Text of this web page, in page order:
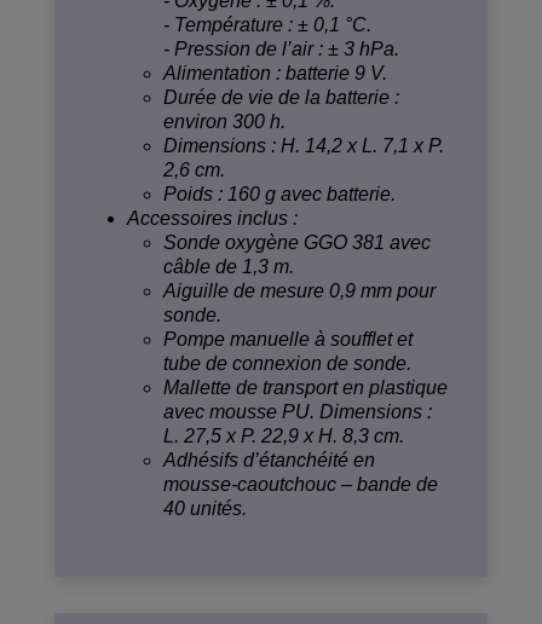
- Température : ± 0,1 °C.
- Pression de l’air : ± 3 hPa.
Alimentation : batterie 9 V.
Durée de vie de la batterie :
environ 300 h.
Dimensions : H. 14,2 x L. 7,1 x P.
2,6 cm.
Poids : 160 g avec batterie.
Accessoires inclus :
Sonde oxygène GGO 381 avec
câble de 1,3 m.
Aiguille de mesure 0,9 mm pour
sonde.
Pompe manuelle à soufflet et
tube de connexion de sonde.
Mallette de transport en plastique
avec mousse PU. Dimensions :
L. 27,5 x P. 22,9 x H. 8,3 cm.
Adhésifs d’étanchéité en
mousse-caoutchouc – bande de
40 unités.